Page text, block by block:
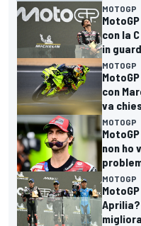
MOTOGP
con la
in
MOTOGP
con
va
MOTOGP
non ho
MOTOGP